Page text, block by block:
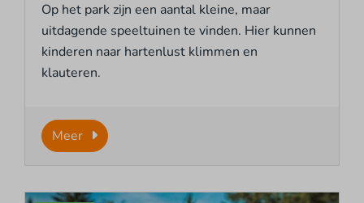
Op het park zijn een aantal kleine, maar
uitdagende speeltuinen te vinden. Hier kunnen
kinderen naar hartenlust klimmen en
klauteren.
Meer